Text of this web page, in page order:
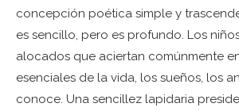
concepción poética simple y
es sencillo, pero es profundo. Los
alocados que aciertan comúnmente
esenciales de la vida, los sueños, los
conoce. Una sencillez lapidaria